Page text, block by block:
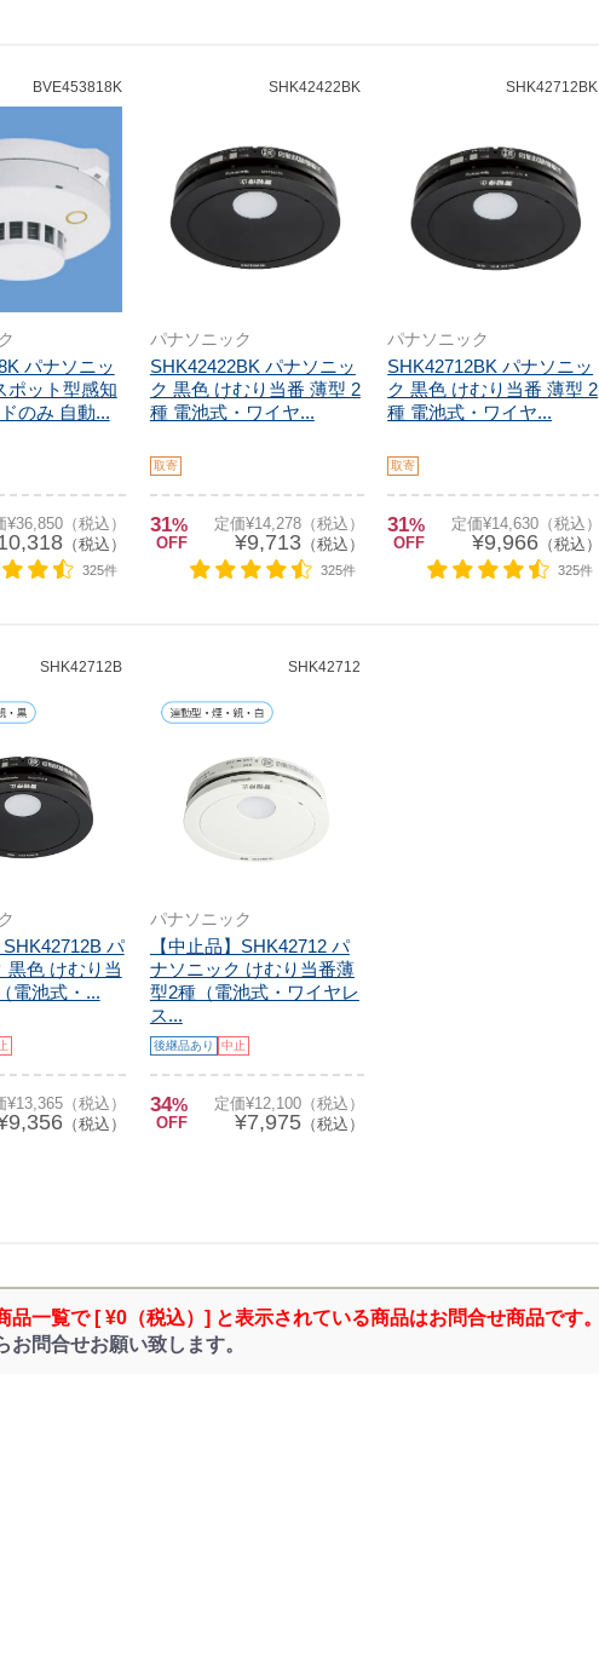
BVE453818K
パナソニッ
ポット型感知
のみ 自動...
¥36,850（税込）
（税込）
325件
SHK42422BK
パナソニック
SHK42422BK パナソニッ
ク 黒色 けむり当番 薄型 2
種 電池式・ワイヤ...
取寄
31%
OFF
定価¥14,278（税込）
¥9,713（税込）
325件
SHK42712BK
パナソニック
SHK42712BK パナソニッ
ク 黒色 けむり当番 薄型 2
種 電池式・ワイヤ...
取寄
31%
OFF
定価¥14,630（税込）
¥9,966（税込）
325件
SHK42712B
SHK42712B パ
黒色 けむり当
電池式・...
¥13,365（税込）
（税込）
SHK42712
パナソニック
【中止品】SHK42712 パ
ナソニック けむり当番薄
型2種（電池式・ワイヤレ
ス...
後継品あり 中止
34%
OFF
定価¥12,100（税込）
¥7,975（税込）
品一覧で [ ¥0（税込）] と表示されている商品はお問合せ商品です。
お問合せお願い致します。